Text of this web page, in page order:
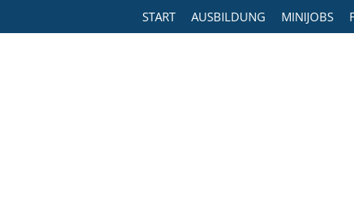
START AUSBILDUNG MINIJOBS